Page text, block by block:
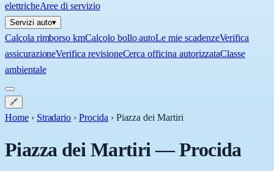
elettricheAree di servizio
Servizi auto▾
Calcola rimborso kmCalcolo bollo autoLe mie scadenzeVerifica
assicurazioneVerifica revisioneCerca officina autorizzataClasse
ambientale
🔗
Home › Stradario › Procida › Piazza dei Martiri
Piazza dei Martiri—Procida